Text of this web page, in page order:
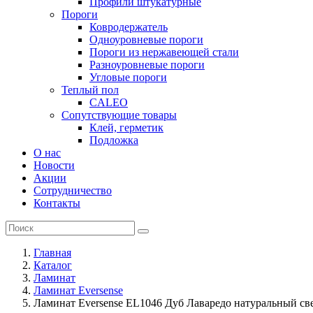
Пороги
Ковродержатель
Одноуровневые пороги
Пороги из нержавеющей стали
Разноуровневые пороги
Угловые пороги
Теплый пол
CALEO
Сопутствующие товары
Клей, герметик
Подложка
О нас
Новости
Акции
Сотрудничество
Контакты
Главная
Каталог
Ламинат
Ламинат Eversense
Ламинат Eversense EL1046 Дуб Лаваредо натуральный